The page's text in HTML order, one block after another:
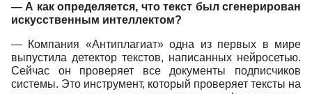
— А как определяется, что текст был сгенерирован
искусственным интеллектом?
— Компания «Антиплагиат» одна из первых в мире
выпустила детектор текстов, написанных нейросетью.
Сейчас он проверяет все документы подписчиков
системы. Это инструмент, который проверяет тексты на